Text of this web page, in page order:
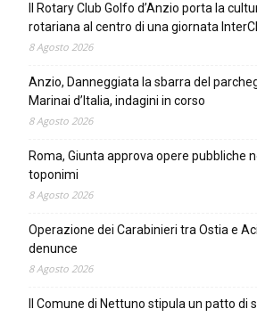
Il Rotary Club Golfo d’Anzio porta la
rotariana al centro di una giornata
8 Agosto 2026
Anzio, Danneggiata la sbarra del
Marinai d’Italia, indagini in corso
8 Agosto 2026
Roma, Giunta approva opere pubbliche
toponimi
8 Agosto 2026
Operazione dei Carabinieri tra Ostia e
denunce
8 Agosto 2026
Il Comune di Nettuno stipula un patto di